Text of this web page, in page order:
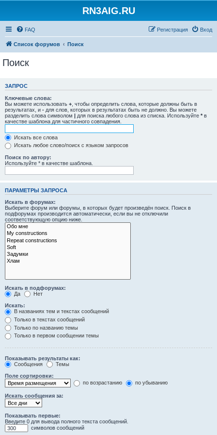
RN3AIG.RU
FAQ Вход
Регистрация
Список форумов Поиск
Поиск
ЗАПРОС
Ключевые слова:
Вы можете использовать + , чтобы определить слова, которые должны быть в
результатах, и - для слов, которых в результатах быть не должно. Вы можете
разделить слова символом | для поиска любого слова из списка. Используйте * в
качестве шаблона для частичного совпадения.
Искать все слова
Искать любое слово/поиск с языком запросов
Поиск по автору:
Используйте * в качестве шаблона.
ПАРАМЕТРЫ ЗАПРОСА
Искать в форумах:
Выберите форум или форумы, в которых будет произведён поиск. Поиск в
подфорумах производится автоматически, если вы не отключили
соответствующую опцию ниже.
Искать в подфорумах:
Да
Нет
Искать:
В названиях тем и текстах сообщений
Только в текстах сообщений
Только по названию темы
Только в первом сообщении темы
Показывать результаты как:
Сообщения
Темы
Поле сортировки:
по возрастанию
по убыванию
Искать сообщения за:
Показывать первые:
Введите 0 для вывода полного текста сообщений.
символов сообщений